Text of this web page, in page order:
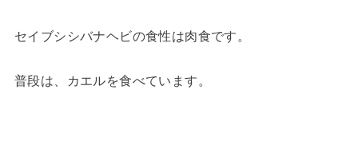
セイブシシバナヘビの食性は肉食です。
普段は、カエルを食べています。